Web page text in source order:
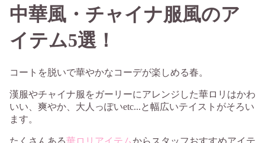
中華風・チャイナ服風のア
イテム5選！
コートを脱いで華やかなコーデが楽しめる春。
漢服やチャイナ服をガーリーにアレンジした華ロリはかわ
いい、爽やか、大人っぽいetc...と幅広いテイストがそろい
ます。
たくさんある華ロリアイテムからスタッフおすすめアイテ